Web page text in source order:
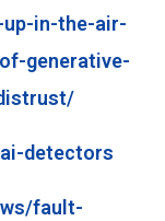
in-the-air-
generative-
detectors
fault-